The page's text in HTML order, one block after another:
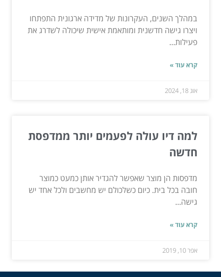
במהלך השנים, העקרונות של מדידה ארגונית התפתחו
ויצרו גישה חדשנית ומותאמת אישית שיכולה לשדרג את
פעילות...
קרא עוד »
אוג 18, 2024
למה דיו עולה לפעמים יותר ממדפסת
חדשה
מדפסות הן מוצר שאפשר להגדיר אותן כמעט כמוצר
חובה בכל בית. כיום כשלכולם יש מחשבים ולכל אחד יש
גישה...
קרא עוד »
אפר 10, 2019